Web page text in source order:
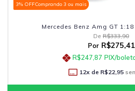
3% OFFComprando 3 ou mais
Mercedes Benz Amg GT
De R$333,90
Por R$275,41
R$247,87 PIX/
12x de R$22,95